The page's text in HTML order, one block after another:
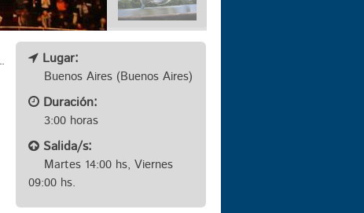
Lugar:
Buenos Aires (Buenos Aires)
Duración:
3:00 horas
Salida/s:
Martes 14:00 hs, Viernes
09:00 hs.